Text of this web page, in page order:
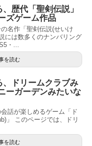
歴代「聖剣伝説」
ズゲーム作品
名作「聖剣伝説(せいけ
には数多くのナンバリング
・...
を読む
、ドリームクラブみ
ーガーデンみたいな
話が楽しめるゲーム「ド
」 このページでは、ドリ
を読む